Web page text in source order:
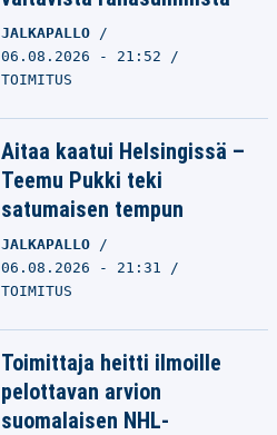
JALKAPALLO
06.08.2026 - 21:52
TOIMITUS
Aitaa kaatui Helsingissä –
Teemu Pukki teki
satumaisen tempun
JALKAPALLO
06.08.2026 - 21:31
TOIMITUS
Toimittaja heitti ilmoille
pelottavan arvion
suomalaisen NHL-